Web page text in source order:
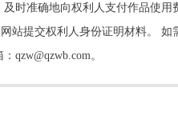
时准确地向权利人支付作品使用
站提交权利人身份证明材料。 如
qzw@qzwb.com。